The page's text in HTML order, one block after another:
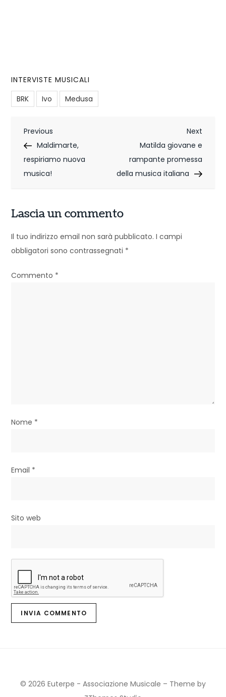
INTERVISTE MUSICALI
BRK
Ivo Medusa
N
a
v
g
a
z
i
c
l
Previous
Post
Previous
Maldimarte,
respiriamo nuova
musica!
Next
Post
Next
Matilda giovane e
rampante promessa
della musica italiana
Lascia un commento
Il tuo indirizzo email non sarà pubblicato. I campi
obbligatori sono contrassegnati *
Commento *
Nome *
Email *
Sito web
© 2026 Euterpe - Associazione Musicale – Theme by